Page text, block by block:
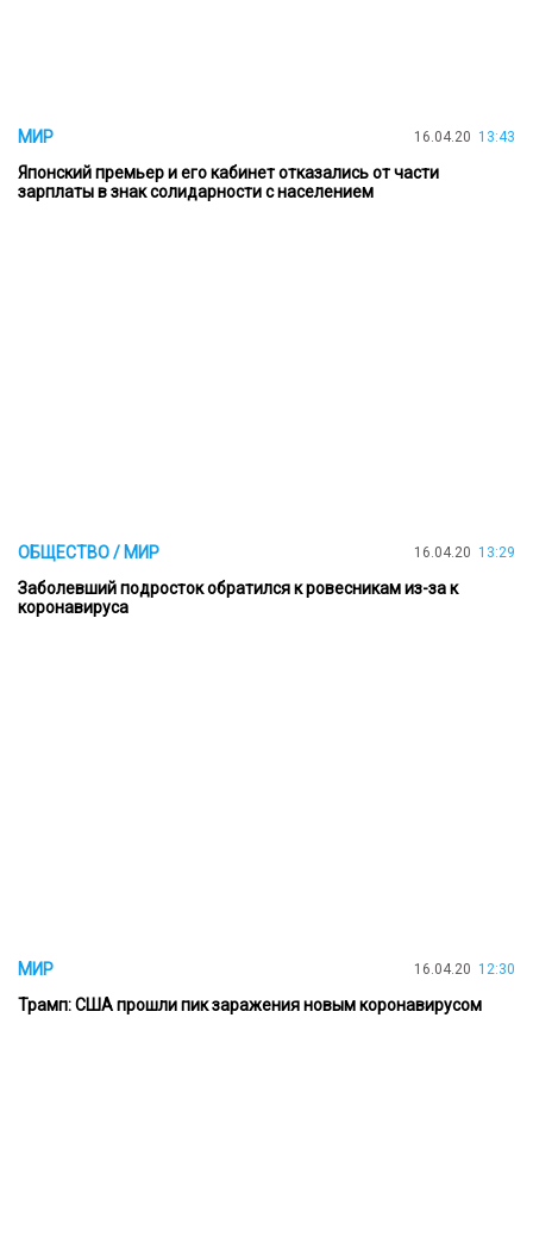
МИР 16.04.20 13:43
Японский премьер и его кабинет отказались от части
зарплаты в знак солидарности с населением
ОБЩЕСТВО / МИР 16.04.20 13:29
Заболевший подросток обратился к ровесникам из-за к
коронавируса
МИР 16.04.20 12:30
Трамп: США прошли пик заражения новым коронавирусом